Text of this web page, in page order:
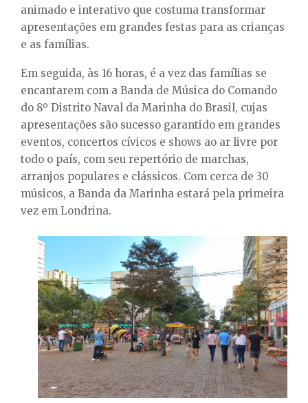
animado e interativo que costuma transformar
apresentações em grandes festas para as crianças
e as famílias.
Em seguida, às 16 horas, é a vez das famílias se
encantarem com a Banda de Música do Comando
do 8º Distrito Naval da Marinha do Brasil, cujas
apresentações são sucesso garantido em grandes
eventos, concertos cívicos e shows ao ar livre por
todo o país, com seu repertório de marchas,
arranjos populares e clássicos. Com cerca de 30
músicos, a Banda da Marinha estará pela primeira
vez em Londrina.